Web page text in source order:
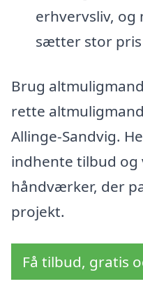
erhvervsliv,
sætter stor
Brug
rette
Allinge-Sandvig.
indhente tilbud
håndværker, der
projekt.
Få tilbud, gratis